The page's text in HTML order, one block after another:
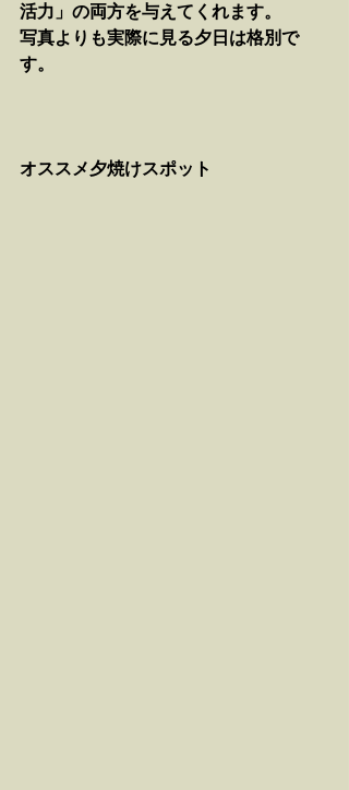
活力」の両方を与えてくれます。
写真よりも実際に見る夕日は格別で
す。
オススメ夕焼けスポット